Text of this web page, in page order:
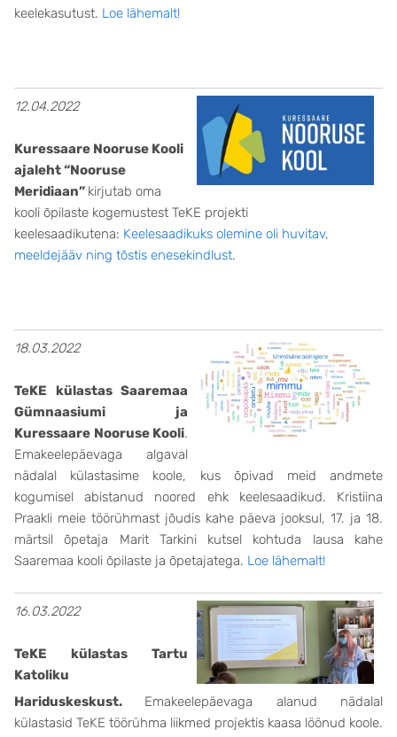
keelekasutust. Loe lähemalt!
12.04.2022
Kuressaare Nooruse Kooli
ajaleht “Nooruse
Meridiaan” kirjutab oma
kooli õpilaste kogemustest TeKE projekti
keelesaadikutena: Keelesaadikuks olemine oli huvitav,
meeldejääv ning tõstis enesekindlust.
18.03.2022
TeKE külastas Saaremaa
Gümnaasiumi ja
Kuressaare Nooruse Kooli.
Emakeelepäevaga algaval
nädalal külastasime koole, kus õpivad meid andmete
kogumisel abistanud noored ehk keelesaadikud. Kristiina
Praakli meie töörühmast jõudis kahe päeva jooksul, 17. ja 18.
märtsil õpetaja Marit Tarkini kutsel kohtuda lausa kahe
Saaremaa kooli õpilaste ja õpetajatega. Loe lähemalt!
16.03.2022
TeKE külastas Tartu
Katoliku
Hariduskeskust. Emakeelepäevaga alanud nädalal
külastasid TeKE töörühma liikmed projektis kaasa löönud koole.